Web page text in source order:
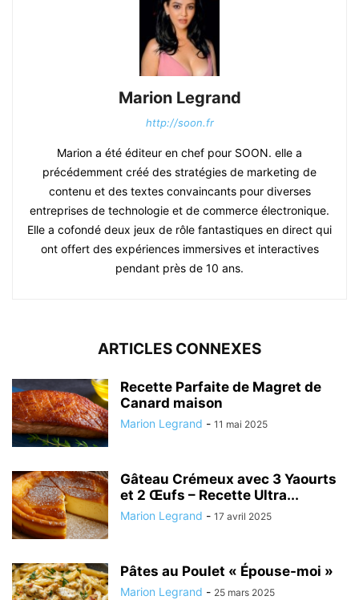
Marion Legrand
http://soon.fr
Marion a été éditeur en chef pour SOON. elle a
précédemment créé des stratégies de marketing de
contenu et des textes convaincants pour diverses
entreprises de technologie et de commerce électronique.
Elle a cofondé deux jeux de rôle fantastiques en direct qui
ont offert des expériences immersives et interactives
pendant près de 10 ans.
ARTICLES CONNEXES
Recette Parfaite de Magret de
Canard maison
Marion Legrand - 11 mai 2025
Gâteau Crémeux avec 3 Yaourts
et 2 Œufs – Recette Ultra...
Marion Legrand - 17 avril 2025
Pâtes au Poulet « Épouse-moi »
Marion Legrand - 25 mars 2025